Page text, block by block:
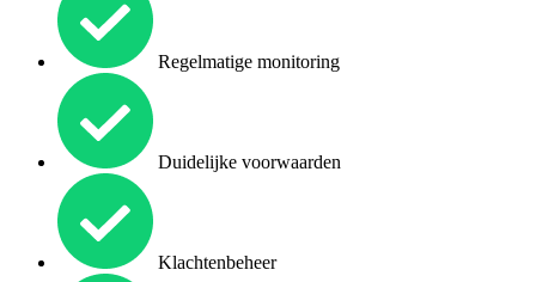
Regelmatige monitoring
Duidelijke voorwaarden
Klachtenbeheer